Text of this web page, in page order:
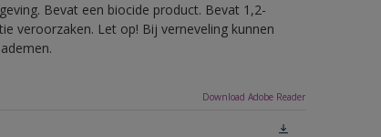
Bevat een biocide product. Bevat 1,2-
veroorzaken. Let op! Bij verneveling kunnen
Download Adobe Reader